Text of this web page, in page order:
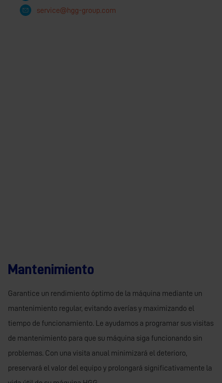
service@hgg-group.com
Mantenimiento
Garantice un rendimiento óptimo de la máquina mediante un
mantenimiento regular, evitando averías y maximizando el
tiempo de funcionamiento. Le ayudamos a programar sus visitas
de mantenimiento para que su máquina siga funcionando sin
problemas. Con una visita anual minimizará el deterioro,
preservará el valor del equipo y prolongará significativamente la